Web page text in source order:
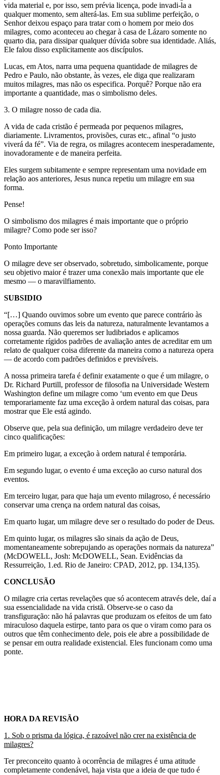
vida material e, por isso, sem prévia licença, pode invadi-la a
qualquer momento, sem alterá-las. Em sua sublime perfeição, o
Senhor deixou espaço para tratar com o homem por meio dos
milagres, como aconteceu ao chegar à casa de Lázaro somente no
quarto dia, para dissipar qualquer dúvida sobre sua identidade. Aliás,
Ele falou disso explicitamente aos discípulos.
Lucas, em Atos, narra uma pequena quantidade de milagres de
Pedro e Paulo, não obstante, às vezes, ele diga que realizaram
muitos milagres, mas não os especifica. Porquê? Porque não era
importante a quantidade, mas o simbolismo deles.
3. O milagre nosso de cada dia.
A vida de cada cristão é permeada por pequenos milagres,
diariamente. Livramentos, provisões, curas etc., afinal “o justo
viverá da fé”. Via de regra, os milagres acontecem inesperadamente,
inovadoramente e de maneira perfeita.
Eles surgem subitamente e sempre representam uma novidade em
relação aos anteriores, Jesus nunca repetiu um milagre em sua
forma.
Pense!
O simbolismo dos milagres é mais importante que o próprio
milagre? Como pode ser isso?
Ponto Importante
O milagre deve ser observado, sobretudo, simbolicamente, porque
seu objetivo maior é trazer uma conexão mais importante que ele
mesmo — o maravilfiamento.
SUBSIDIO
“[…] Quando ouvimos sobre um evento que parece contrário às
operações comuns das leis da natureza, naturalmente levantamos a
nossa guarda. Não queremos ser ludibriados e aplicamos
corretamente rígidos padrões de avaliação antes de acreditar em um
relato de qualquer coisa diferente da maneira como a natureza opera
— de acordo com padrões definidos e previsíveis.
A nossa primeira tarefa é definir exatamente o que é um milagre, o
Dr. Richard Purtill, professor de filosofia na Universidade Western
Washington define um milagre como ‘um evento em que Deus
temporariamente faz uma exceção à ordem natural das coisas, para
mostrar que Ele está agindo.
Observe que, pela sua definição, um milagre verdadeiro deve ter
cinco qualificações:
Em primeiro lugar, a exceção à ordem natural é temporária.
Em segundo lugar, o evento é uma exceção ao curso natural dos
eventos.
Em terceiro lugar, para que haja um evento milagroso, é necessário
conservar uma crença na ordem natural das coisas,
Em quarto lugar, um milagre deve ser o resultado do poder de Deus.
Em quinto lugar, os milagres são sinais da ação de Deus,
momentaneamente sobrepujando as operações normais da natureza”
(McDOWELL, Josh: McDOWELL, Sean. Evidências da
Ressurreição, 1.ed. Rio de Janeiro: CPAD, 2012, pp. 134,135).
CONCLUSÃO
O milagre cria certas revelações que só acontecem através dele, daí a
sua essencialidade na vida cristã. Observe-se o caso da
transfiguração: não há palavras que produzam os efeitos de um fato
miraculoso daquela estirpe, tanto para os que o viram como para os
outros que têm conhecimento dele, pois ele abre a possibilidade de
se pensar em outra realidade existencial. Eles funcionam como uma
ponte.
HORA DA REVISÃO
1. Sob o prisma da lógica, é razoável não crer na existência de
milagres?
Ter preconceito quanto à ocorrência de milagres é uma atitude
completamente condenável, haja vista que a ideia de que tudo é